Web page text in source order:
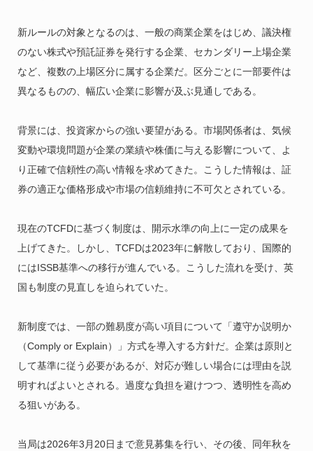
新ルールの対象となるのは、一般の商業企業をはじめ、議決権
のない株式や預託証券を発行する企業、セカンダリー上場企業
など、複数の上場区分に属する企業だ。区分ごとに一部要件は
異なるものの、幅広い企業に影響が及ぶ見通しである。
背景には、投資家からの強い要望がある。市場関係者は、気候
変動や環境問題が企業の業績や株価に与える影響について、よ
り正確で信頼性の高い情報を求めてきた。こうした情報は、証
券の適正な価格形成や市場の信頼維持に不可欠とされている。
現在のTCFDに基づく制度は、開示水準の向上に一定の成果を
上げてきた。しかし、TCFDは2023年に解散しており、国際的
にはISSB基準への移行が進んでいる。こうした流れを受け、英
国も制度の見直しを迫られていた。
新制度では、一部の難易度が高い項目について「遵守か説明か
（Comply or Explain）」方式を導入する方針だ。企業は原則と
して基準に従う必要があるが、対応が難しい場合には理由を説
明すればよいとされる。過度な負担を避けつつ、透明性を高め
る狙いがある。
当局は2026年3月20日まで意見募集を行い、その後、同年秋を